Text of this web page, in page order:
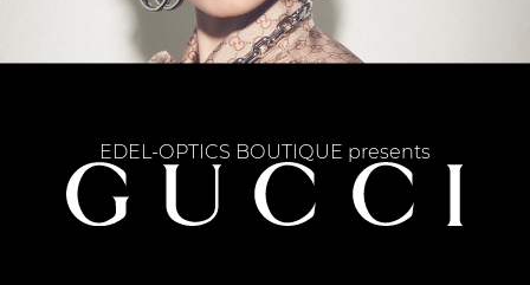
EDEL-OPTICS BOUTIQUE presents